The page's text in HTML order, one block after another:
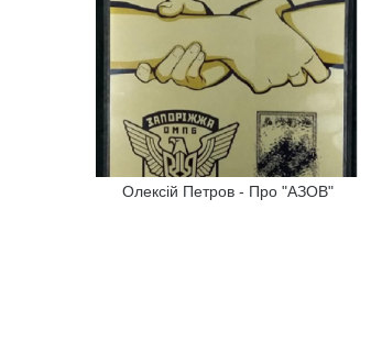
Олексій Петров - Про "АЗОВ"